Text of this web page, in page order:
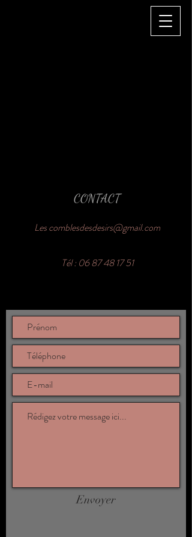
CONTACT
Lescomblesdesdesirs@gmail.com
Tél : 06 87 48 17 51
Envoyer